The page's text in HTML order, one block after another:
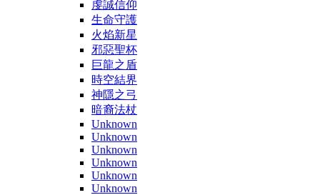
虔誠信仰
生命守護
火焰新星
邪惡聖杯
巨龍之盾
時空結界
神隱之弓
暗裔法杖
Unknown
Unknown
Unknown
Unknown
Unknown
Unknown